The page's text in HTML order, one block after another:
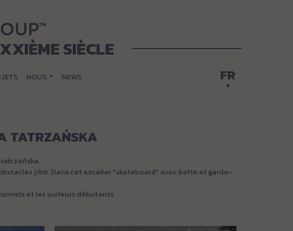
XXIÈME SIÈCLE
NOUS NEWS FR
TATRZAŃSKA
jibb. Dans cet escalier "skateboard" avec boîte et garde-
et les surfeurs débutants.